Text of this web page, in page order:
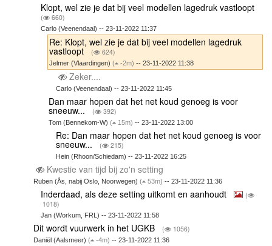
Klopt, wel zie je dat bij veel modellen lagedruk vastloopt
( 660)
Carlo (Veenendaal) -- 23-11-2022 11:37
Re: Klopt, wel zie je dat bij veel modellen lagedruk
vastloopt ( 624)
Jelmer (Vlaardingen) ( -2m) -- 23-11-2022 11:38
Zeker....
Carlo (Veenendaal) -- 23-11-2022 11:45
Dan maar hopen dat het net koud genoeg is voor
sneeuw... ( 392)
Tom (Bennekom-W) ( 15m) -- 23-11-2022 13:00
Re: Dan maar hopen dat het net koud genoeg is voor
sneeuw... ( 215)
Hein (Rhoon/Schiedam) -- 23-11-2022 16:25
Kwestie van tijd bij zo'n setting
Ruben (Ås, nabij Oslo, Noorwegen) ( 53m) -- 23-11-2022 11:36
Inderdaad, als deze setting uitkomt en aanhoudt
(
1018)
Jan (Workum, FRL) -- 23-11-2022 11:58
Dit wordt vuurwerk in het UGKB ( 1056)
Daniël (Aalsmeer) ( -4m) -- 23-11-2022 11:36